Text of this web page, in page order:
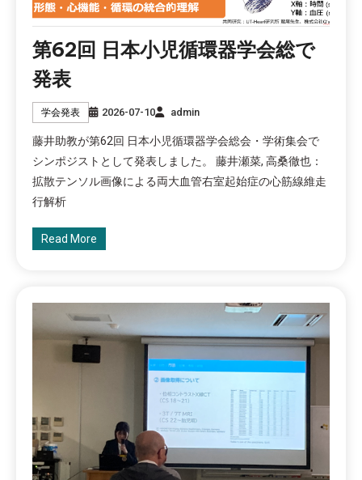
第62回 日本小児循環器学会総で
発表
学会発表 2026-07-10 admin
藤井助教が第62回 日本小児循環器学会総会・学術集会で
シンポジストとして発表しました。 藤井瀬菜, 高桑徹也：
拡散テンソル画像による両大血管右室起始症の心筋線維走
行解析
Read More